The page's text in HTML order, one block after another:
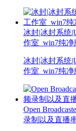
冰封|冰封系统
作室_win7纯净
冰封|冰封系统
作室_win7纯净
Open
录制以及直播